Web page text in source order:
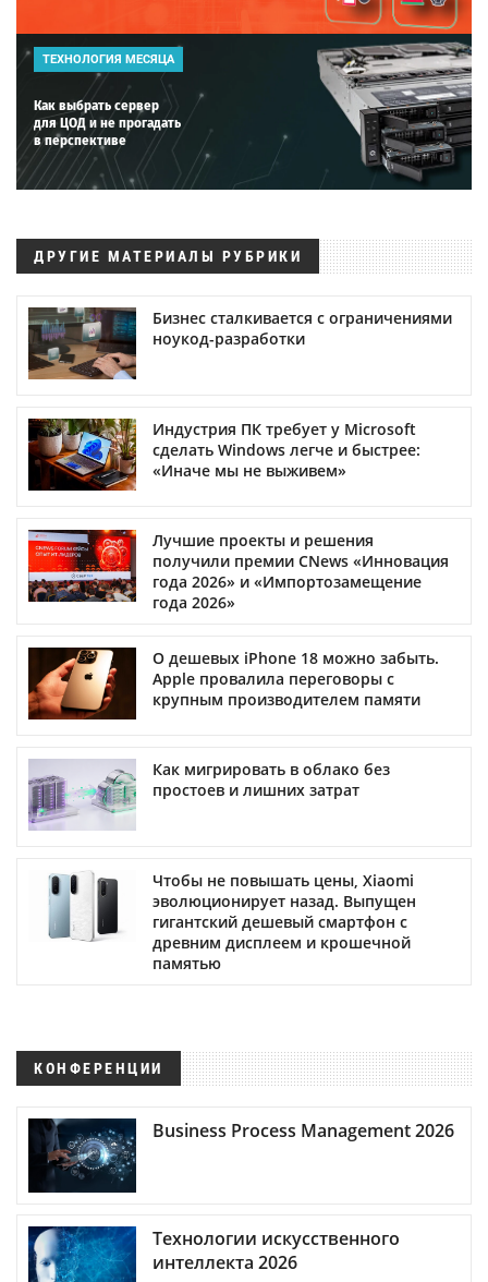
ТЕХНОЛОГИЯ МЕСЯЦА
Как выбрать сервер
для ЦОД и не прогадать
в перспективе
ДРУГИЕ МАТЕРИАЛЫ РУБРИКИ
Бизнес сталкивается с ограничениями
ноукод-разработки
Индустрия ПК требует у Microsoft
сделать Windows легче и быстрее:
«Иначе мы не выживем»
Лучшие проекты и решения
получили премии CNews «Инновация
года 2026» и «Импортозамещение
года 2026»
О дешевых iPhone 18 можно забыть.
Apple провалила переговоры с
крупным производителем памяти
Как мигрировать в облако без
простоев и лишних затрат
Чтобы не повышать цены, Xiaomi
эволюционирует назад. Выпущен
гигантский дешевый смартфон с
древним дисплеем и крошечной
памятью
КОНФЕРЕНЦИИ
Business Process Management 2026
Технологии искусственного
интеллекта 2026